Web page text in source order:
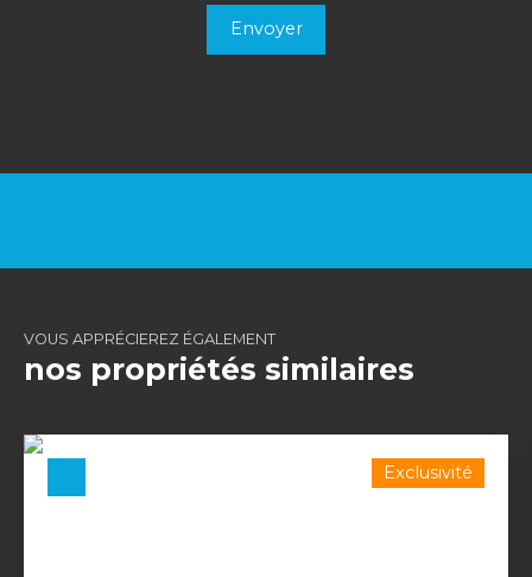
Envoyer
VOUS APPRÉCIEREZ ÉGALEMENT
nos propriétés similaires
Exclusivité